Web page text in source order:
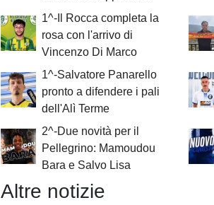
1^-Il Rocca completa la
rosa con l'arrivo di
Vincenzo Di Marco
1^-Salvatore Panarello
pronto a difendere i pali
dell'Alì Terme
2^-Due novità per il
Pellegrino: Mamoudou
Bara e Salvo Lisa
Altre notizie